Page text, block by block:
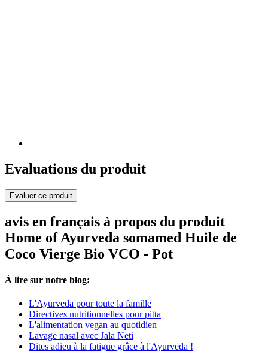
Evaluations du produit
Evaluer ce produit
avis en français à propos du produit
Home of Ayurveda somamed Huile de
Coco Vierge Bio VCO - Pot
À lire sur notre blog:
L'Ayurveda pour toute la famille
Directives nutritionnelles pour pitta
L'alimentation vegan au quotidien
Lavage nasal avec Jala Neti
Dites adieu à la fatigue grâce à l'Ayurveda !